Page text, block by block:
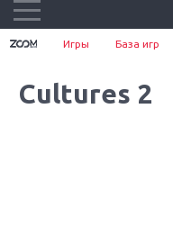
Игры База игр
Cultures 2